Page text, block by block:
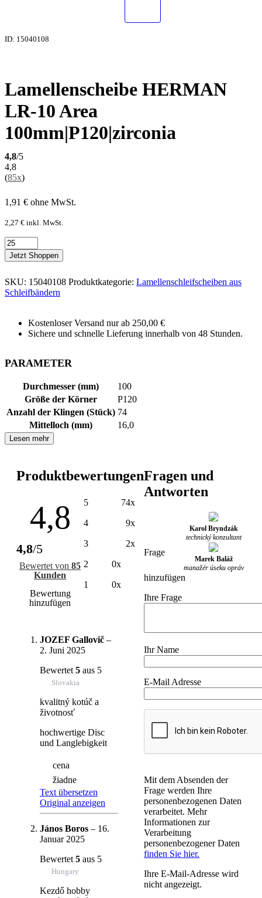
ID: 15040108
Lamellenscheibe HERMAN
LR-10 Area
100mm|P120|zirconia
4,8/5
4,8
(85x)
1,91 € ohne MwSt.
2,27 € inkl. MwSt.
Jetzt Shoppen
SKU: 15040108 Produktkategorie: Lamellenschleifscheiben aus
Schleifbändern
Kostenloser Versand nur ab 250,00 €
Sichere und schnelle Lieferung innerhalb von 48 Stunden.
PARAMETER
Durchmesser (mm)
100
Größe der Körner
P120
Anzahl der Klingen (Stück) 74
Mittelloch (mm)
16,0
Lesen mehr
Produktbewertungen
4,8
4,8/5
Bewertet von85
Kunden
Bewertung
hinzufügen
5 74x
4 9x
3 2x
2 0x
1 0x
JOZEF Gallovič –
2. Juni 2025
Bewertet 5 aus 5
Slovakia
kvalitný kotúč a
životnosť
hochwertige Disc
und Langlebigkeit
cena
žiadne
Text übersetzen
Original anzeigen
János Boros – 16.
Januar 2025
Bewertet 5 aus 5
Hungary
Kezdő hobby
Fragen und
Antworten
Karol Bryndzák
technický konzultant
Marek Baláž
manažér úseku opráv
Frage
hinzufügen
Ihre Frage
Ihr Name
E-Mail Adresse
Mit dem Absenden der
Frage werden Ihre
personenbezogenen Daten
verarbeitet. Mehr
Informationen zur
Verarbeitung
personenbezogener Daten
finden Sie hier.
Ihre E-Mail-Adresse wird
nicht angezeigt.